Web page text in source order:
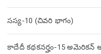
సస్య-10 (చివరి భాగం)
కాదేదీ కథకనర్హం-15 అమెరికన్